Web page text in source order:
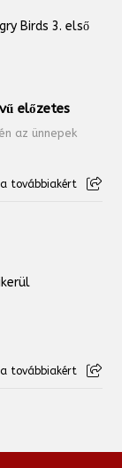
Birds 3. első
előzetes
az ünnepek
továbbiakért
továbbiakért